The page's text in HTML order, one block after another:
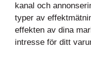
kanal och
typer av
effekten av dina
intresse för ditt